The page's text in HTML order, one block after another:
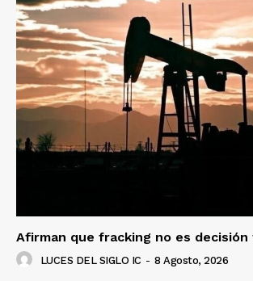
Afirman que fracking no es decisión
LUCES DEL SIGLO IC - 8 Agosto, 2026